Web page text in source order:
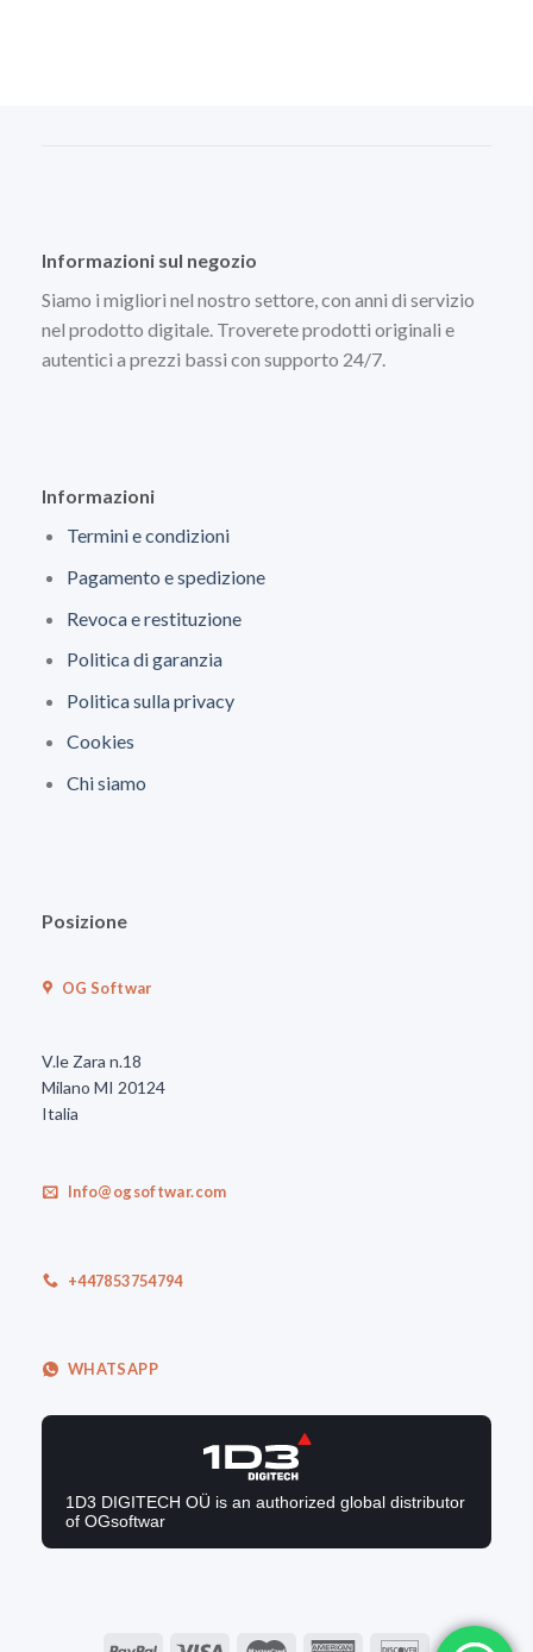
Informazioni sul negozio
Siamo i migliori nel nostro settore, con anni di servizio
nel prodotto digitale. Troverete prodotti originali e
autentici a prezzi bassi con supporto 24/7.
Informazioni
Termini e condizioni
Pagamento e spedizione
Revoca e restituzione
Politica di garanzia
Politica sulla privacy
Cookies
Chi siamo
Posizione
OG Softwar
V.le Zara n.18
Milano MI 20124
Italia
Info@ogsoftwar.com
+447853754794
WHATSAPP
1D3 DIGITECH OÜ is an authorized global distributor
of OGsoftwar